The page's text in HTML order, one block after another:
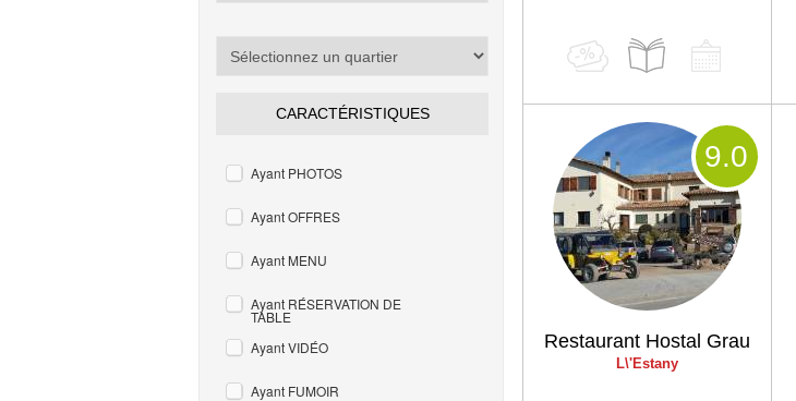
CARACTÉRISTIQUES
Ayant PHOTOS
Ayant OFFRES
Ayant MENU
Ayant RÉSERVATION DE
TABLE
Ayant VIDÉO
Ayant FUMOIR
Restaurant Hostal Grau
L\'Estany
9.0